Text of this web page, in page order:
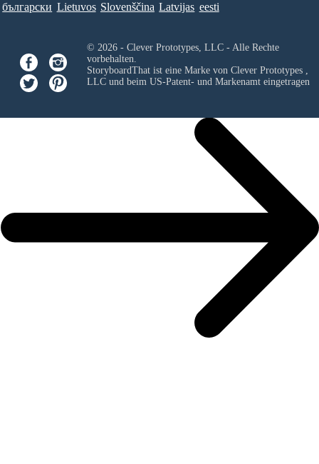
български Lietuvos Slovenščina Latvijas eesti
© 2026 - Clever Prototypes, LLC - Alle Rechte
vorbehalten.
StoryboardThat ist eine Marke von Clever Prototypes ,
LLCund beim US-Patent- und Markenamt eingetragen